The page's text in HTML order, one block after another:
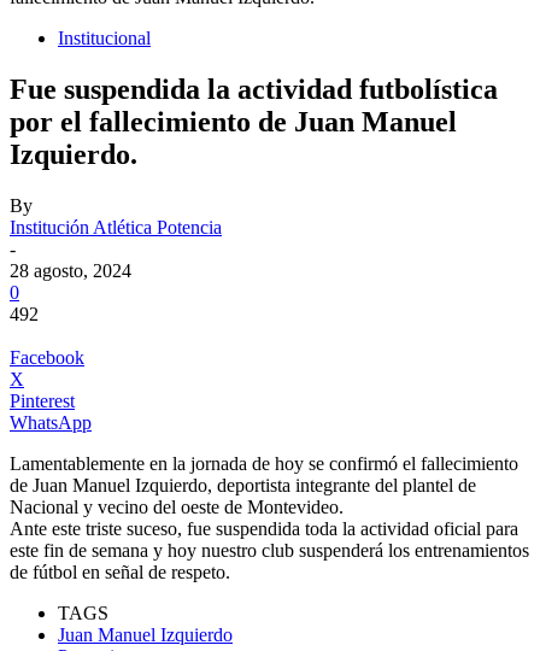
Institucional
Fue suspendida la actividad futbolística
por el fallecimiento de Juan Manuel
Izquierdo.
By
Institución Atlética Potencia
-
28 agosto, 2024
0
492
Facebook
X
Pinterest
WhatsApp
Lamentablemente en la jornada de hoy se confirmó el fallecimiento
de Juan Manuel Izquierdo, deportista integrante del plantel de
Nacional y vecino del oeste de Montevideo.
Ante este triste suceso, fue suspendida toda la actividad oficial para
este fin de semana y hoy nuestro club suspenderá los entrenamientos
de fútbol en señal de respeto.
TAGS
Juan Manuel Izquierdo